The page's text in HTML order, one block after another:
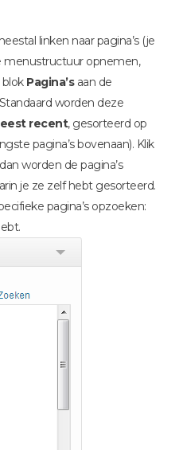
linken naar pagina’s (je
menustructuur opnemen,
blok Pagina’saan de
worden deze
recent, gesorteerd op
pagina’s bovenaan). Klik
worden de pagina’s
je ze zelf hebt gesorteerd.
pagina’s opzoeken: